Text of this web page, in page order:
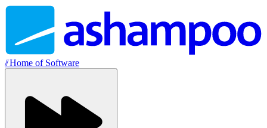
//Home of Software